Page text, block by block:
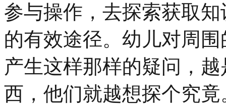
参与操作，去探索获取
的有效途径。幼儿对周
产生这样那样的疑问，
西，他们就越想探个究